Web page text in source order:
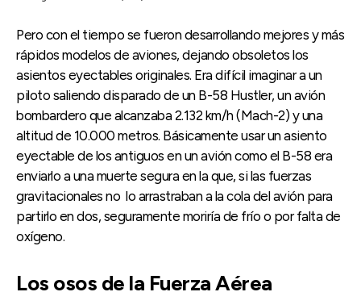
Pero con el tiempo se fueron desarrollando mejores y más
rápidos modelos de aviones, dejando obsoletos los
asientos eyectables originales. Era difícil imaginar a un
piloto saliendo disparado de un B-58 Hustler, un avión
bombardero que alcanzaba 2.132 km/h (Mach-2) y una
altitud de 10.000 metros. Básicamente usar un asiento
eyectable de los antiguos en un avión como el B-58 era
enviarlo a una muerte segura en la que, si las fuerzas
gravitacionales no lo arrastraban a la cola del avión para
partirlo en dos, seguramente moriría de frío o por falta de
oxígeno.
Los osos de la Fuerza Aérea